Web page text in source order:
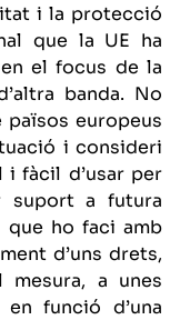
i la protecció
que la UE ha
el focus de la
banda. No
europeus
i consideri
fàcil d’usar per
suport a futura
que ho faci amb
d’uns drets,
a unes
funció d’una